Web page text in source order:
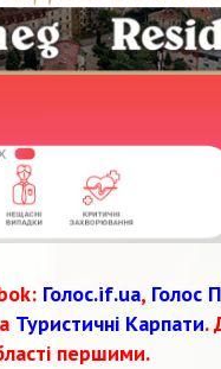
Голос.if.ua, Голос
Туристичні Карпати.
першими.